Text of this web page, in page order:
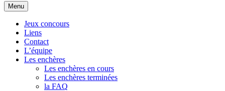
Menu Aller
au
contenu
Jeux concours
Liens
Contact
L’équipe
Les enchères
Les enchères en cours
Les enchères terminées
la FAQ